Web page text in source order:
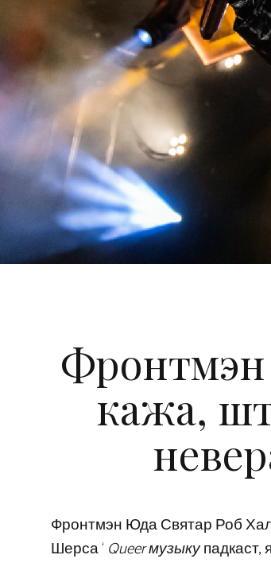
Фронтмэн
кажа,
Фронтмэн Юда Святар Роб
Шерса ‘Queer музыкупадкаст,